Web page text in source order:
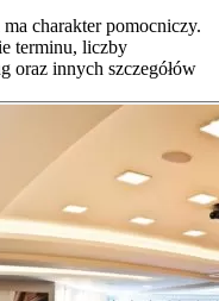
charakter pomocniczy.
terminu, liczby
oraz innych szczegółów